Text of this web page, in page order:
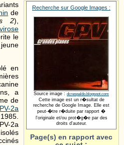
Recherche sur Google Images :
Source image : dcrespaldo.blogspot.com
Cette image est un r�sultat de
recherche de Google Image. Elle est
peut-�tre r�duite par rapport �
l'originale et/ou prot�g�e par des
droits d'auteur.
Page(s) en rapport avec
de
2),
le
en
a
de
2a
2a